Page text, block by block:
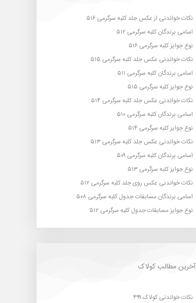
نکات خواندنی از عکس جلد کلبه سرگرمی ۵۱۶
اسامی برندگان کلبه سرگرمی ۵۱۲
نوع جوایز کلبه سرگرمی ۵۱۶
نکات خواندنی عکس جلد کلبه سرگرمی ۵۱۵
اسامی برندگان کلبه سرگرمی ۵۱۱
نوع جوایز کلبه سرگرمی ۵۱۵
نکات خواندنی عکس جلد کلبه سرگرمی ۵۱۴
اسامی برندگان کلبه سرگرمی ۵۱۰
نوع جوایز کلبه سرگرمی ۵۱۴
نکات خواندنی عکس جلد کلبه سرگرمی ۵۱۳
اسامی برندگان کلبه سرگرمی ۵۰۹
نوع جوایز کلبه سرگرمی ۵۱۳
نکات خواندنی عکس روی جلد کلبه سرگرمی ۵۱۲
اسامی برندگان مسابقات جدول کلبه سرگرمی ۵۰۸
نوع جوایز مسابقات جدول کلبه سرگرمی ۵۱۲
آخرین مطالب کولاک
نکات خواندنی کولاک ۴۹۹